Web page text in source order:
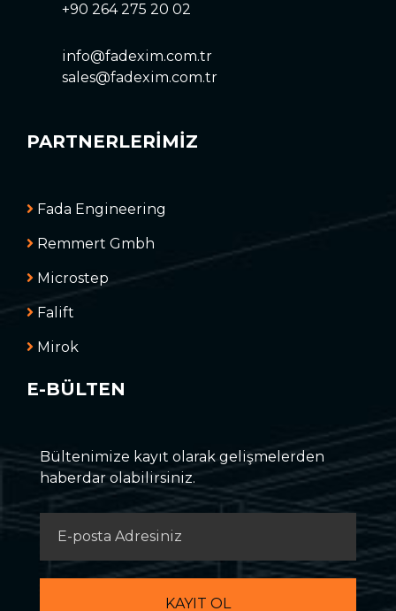
+90 264 275 20 02
info@fadexim.com.tr
sales@fadexim.com.tr
PARTNERLERİMİZ
Fada Engineering
Remmert Gmbh
Microstep
Falift
Mirok
E-BÜLTEN
Bültenimize kayıt olarak gelişmelerden
haberdar olabilirsiniz.